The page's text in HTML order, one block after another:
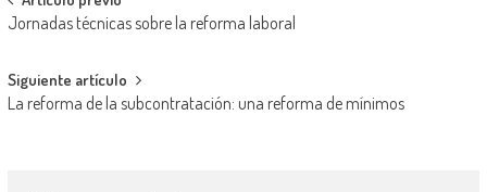
Jornadas técnicas sobre la reforma laboral
Siguiente artículo
La reforma de la subcontratación: una reforma de mínimos